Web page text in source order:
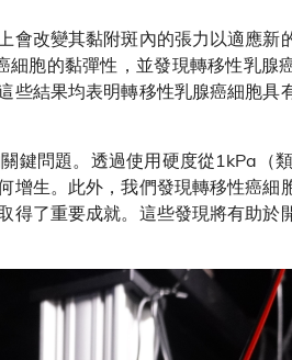
改變其黏附斑內的張力以適應新
胞的黏彈性，並發現轉移性乳腺
結果均表明轉移性乳腺癌細胞具
鍵問題。透過使用硬度從1kPa（
生。此外，我們發現轉移性癌細
了重要成就。這些發現將有助於